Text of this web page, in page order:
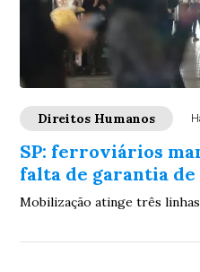
Direitos Humanos
SP: ferroviários
falta de garantia de
Mobilização atinge três